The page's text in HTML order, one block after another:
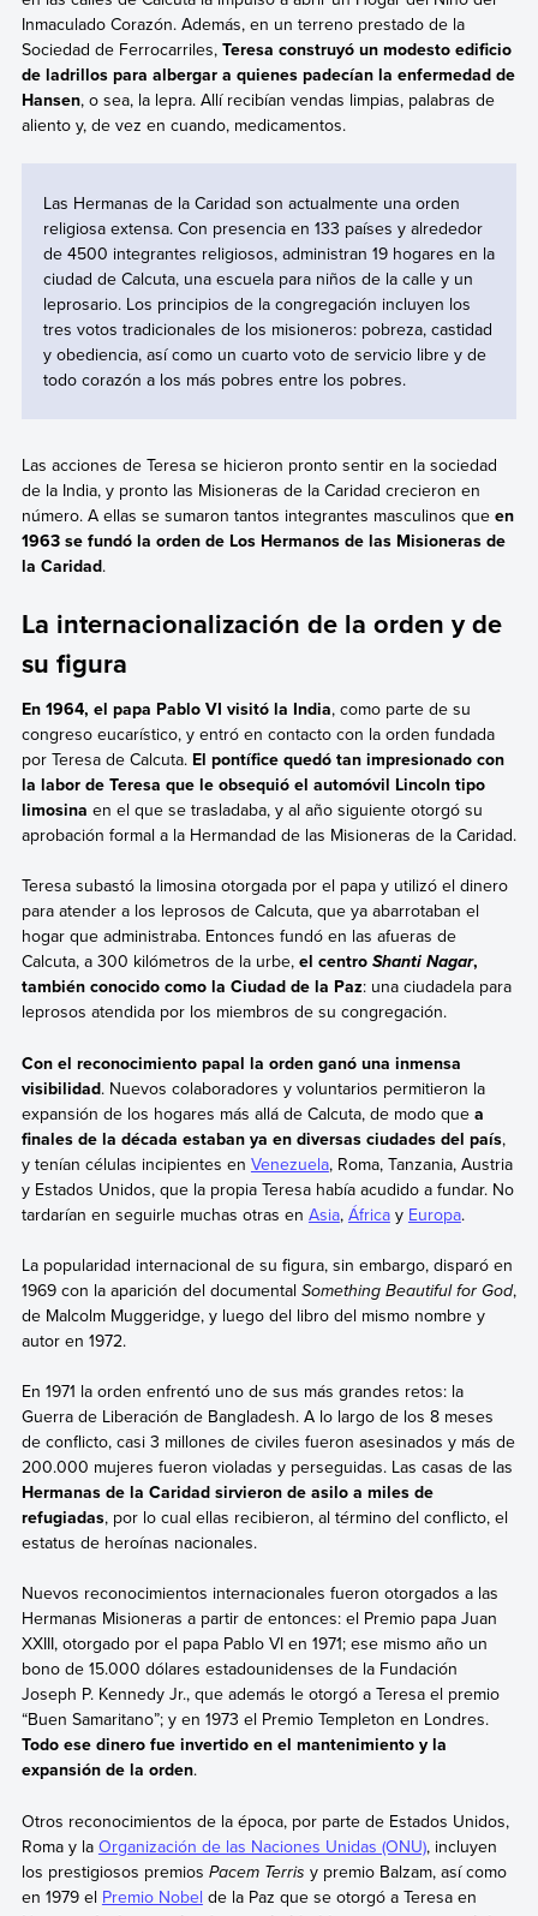
Inmaculado Corazón. Además, en un terreno prestado de la
Sociedad de Ferrocarriles, Teresa construyó un modesto edificio
de ladrillos para albergar a quienes padecían la enfermedad de
Hansen, o sea, la lepra. Allí recibían vendas limpias, palabras de
aliento y, de vez en cuando, medicamentos.
Las Hermanas de la Caridad son actualmente una orden
religiosa extensa. Con presencia en 133 países y alrededor
de 4500 integrantes religiosos, administran 19 hogares en la
ciudad de Calcuta, una escuela para niños de la calle y un
leprosario. Los principios de la congregación incluyen los
tres votos tradicionales de los misioneros: pobreza, castidad
y obediencia, así como un cuarto voto de servicio libre y de
todo corazón a los más pobres entre los pobres.
Las acciones de Teresa se hicieron pronto sentir en la sociedad
de la India, y pronto las Misioneras de la Caridad crecieron en
número. A ellas se sumaron tantos integrantes masculinos que en
1963 se fundó la orden de Los Hermanos de las Misioneras de
la Caridad.
La internacionalización de la orden y de
su figura
En 1964, el papa Pablo VI visitó la India, como parte de su
congreso eucarístico, y entró en contacto con la orden fundada
por Teresa de Calcuta. El pontífice quedó tan impresionado con
la labor de Teresa que le obsequió el automóvil Lincoln tipo
limosina en el que se trasladaba, y al año siguiente otorgó su
aprobación formal a la Hermandad de las Misioneras de la Caridad.
Teresa subastó la limosina otorgada por el papa y utilizó el dinero
para atender a los leprosos de Calcuta, que ya abarrotaban el
hogar que administraba. Entonces fundó en las afueras de
Calcuta, a 300 kilómetros de la urbe, el centro Shanti Nagar,
también conocido como la Ciudad de la Paz: una ciudadela para
leprosos atendida por los miembros de su congregación.
Con el reconocimiento papal la orden ganó una inmensa
visibilidad. Nuevos colaboradores y voluntarios permitieron la
expansión de los hogares más allá de Calcuta, de modo que a
finales de la década estaban ya en diversas ciudades del país,
y tenían células incipientes en Venezuela, Roma, Tanzania, Austria
y Estados Unidos, que la propia Teresa había acudido a fundar. No
tardarían en seguirle muchas otras en Asia, Áfricay Europa.
La popularidad internacional de su figura, sin embargo, disparó en
1969 con la aparición del documental Something Beautiful for God,
de Malcolm Muggeridge, y luego del libro del mismo nombre y
autor en 1972.
En 1971 la orden enfrentó uno de sus más grandes retos: la
Guerra de Liberación de Bangladesh. A lo largo de los 8 meses
de conflicto, casi 3 millones de civiles fueron asesinados y más de
200.000 mujeres fueron violadas y perseguidas. Las casas de las
Hermanas de la Caridad sirvieron de asilo a miles de
refugiadas, por lo cual ellas recibieron, al término del conflicto, el
estatus de heroínas nacionales.
Nuevos reconocimientos internacionales fueron otorgados a las
Hermanas Misioneras a partir de entonces: el Premio papa Juan
XXIII, otorgado por el papa Pablo VI en 1971; ese mismo año un
bono de 15.000 dólares estadounidenses de la Fundación
Joseph P. Kennedy Jr., que además le otorgó a Teresa el premio
“Buen Samaritano”; y en 1973 el Premio Templeton en Londres.
Todo ese dinero fue invertido en el mantenimiento y la
expansión de la orden.
Otros reconocimientos de la época, por parte de Estados Unidos,
Roma y la Organización de las Naciones Unidas (ONU), incluyen
los prestigiosos premios Pacem Terris y premio Balzam, así como
en 1979 el Premio Nobel de la Paz que se otorgó a Teresa en